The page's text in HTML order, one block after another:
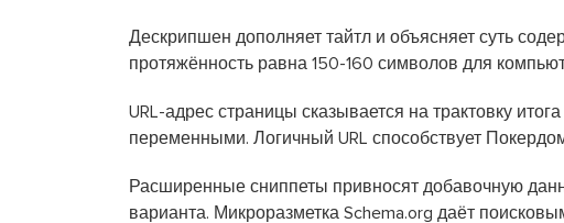
Дескрипшен дополняет тайтл и объясняет суть
протяжённость равна 150-160 символов для
URL-адрес страницы сказывается на трактовку
переменными. Логичный URL способствует
Расширенные сниппеты привносят добавочную
варианта. Микроразметка Schema.org даёт